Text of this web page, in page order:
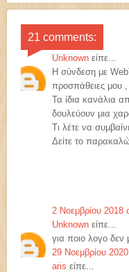
21 comments:
Unknown είπε...
Η σύνδεση με
προσπάθειες μου
Τα ίδια κανάλια
δουλεύουν μια
Τι λέτε να
Δείτε το
2 Νοεμβρίου 2018
Unknown είπε...
για ποιο λογο
29 Νοεμβρίου
aris είπε...